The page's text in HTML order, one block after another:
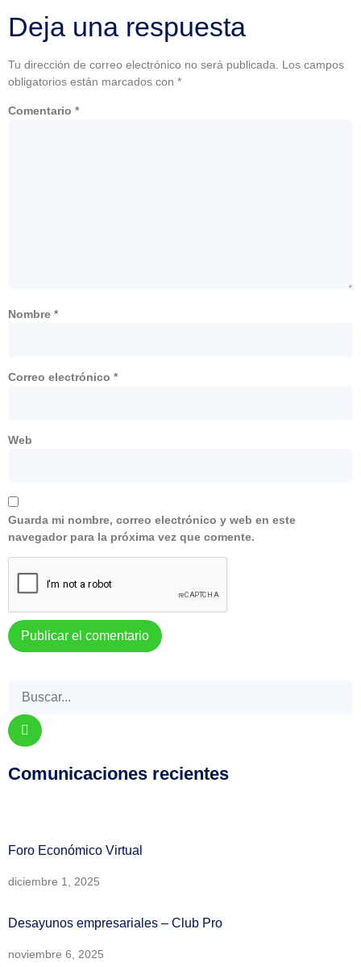
Deja una respuesta
Tu dirección de correo electrónico no será publicada.
Los campos
obligatorios están marcados con *
Comentario *
Nombre *
Correo electrónico *
Web
Guarda mi nombre, correo electrónico y web en este
navegador para la próxima vez que comente.
Comunicaciones recientes
Foro Económico Virtual
diciembre 1, 2025
Desayunos empresariales – Club Pro
noviembre 6, 2025